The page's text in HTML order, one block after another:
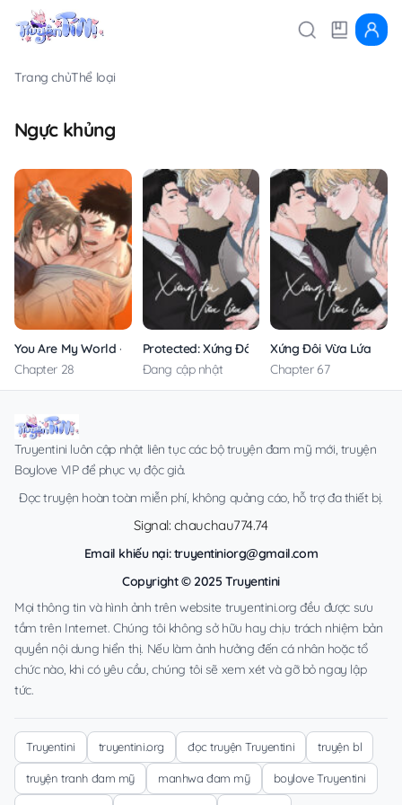
Trang chủThể loại
Ngực khủng
You Are My World – Không Che
Chapter 28
Protected: Xứng Đôi Vừa Lứa
Đang cập nhật
Xứng Đôi Vừa Lứa
Chapter 67
Truyentini luôn cập nhật liên tục các bộ truyện đam mỹ mới, truyện
Boylove VIP để phục vụ độc giả.
Đọc truyện hoàn toàn miễn phí, không quảng cáo, hỗ trợ đa thiết bị.
Signal: chauchau774.74
Email khiếu nại:truyentiniorg@gmail.com
Copyright © 2025 Truyentini
Mọi thông tin và hình ảnh trên website truyentini.org đều được sưu
tầm trên Internet. Chúng tôi không sở hữu hay chịu trách nhiệm bản
quyền nội dung hiển thị. Nếu làm ảnh hưởng đến cá nhân hoặc tổ
chức nào, khi có yêu cầu, chúng tôi sẽ xem xét và gỡ bỏ ngay lập
tức.
Truyentini truyentini.org đọc truyện Truyentini truyện bl
truyện tranh đam mỹ manhwa đam mỹ boylove Truyentini